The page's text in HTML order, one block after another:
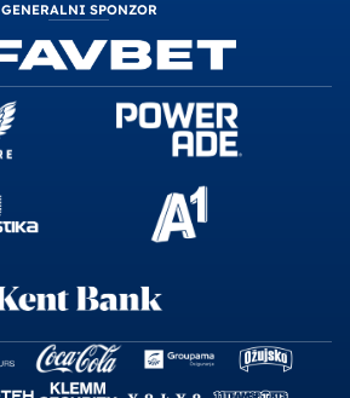
GENERALNI SPONZOR